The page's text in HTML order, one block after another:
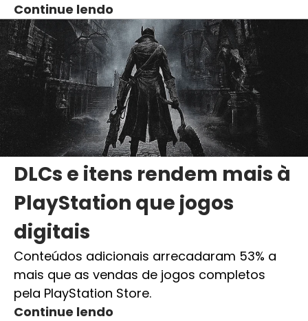
Continue lendo
DLCs e itens rendem mais à
PlayStation que jogos
digitais
Conteúdos adicionais arrecadaram 53% a
mais que as vendas de jogos completos
pela PlayStation Store.
Continue lendo